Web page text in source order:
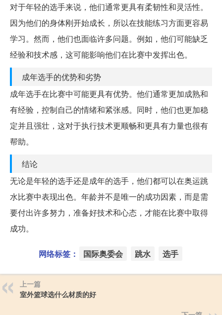
对于年轻的选手来说，他们通常更具有柔韧性和灵活性。
因为他们的身体刚开始成长，所以在技能练习方面更容易
学习。然而，他们也面临许多问题。例如，他们可能缺乏
经验和技术感，这可能影响他们在比赛中发挥出色。
成年选手的优势和劣势
成年选手在比赛中可能更具有优势。他们通常更加成熟和
有经验，控制自己的情绪和紧张感。同时，他们也更加稳
定并且强壮，这对于执行技术更顺畅和更具有力量也很有
帮助。
结论
无论是年轻的选手还是成年的选手，他们都可以在奥运跳
水比赛中表现出色。年龄并不是唯一的成功因素，而是需
要付出许多努力，准备好技术和心态，才能在比赛中取得
成功。
网络标签： 国际奥委会 跳水 选手
上一篇
室外篮球选什么材质的好